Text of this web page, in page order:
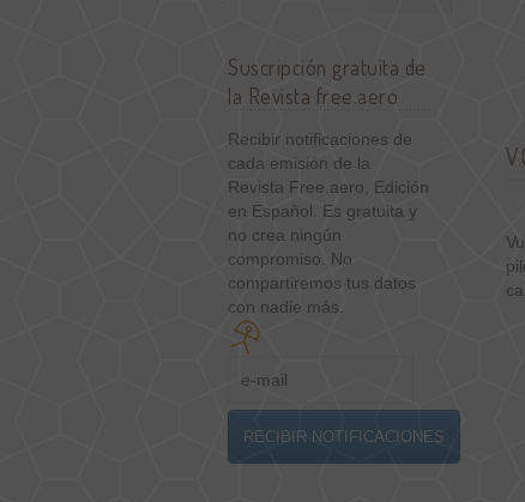
Suscripción gratuita de
la Revista free.aero
Recibir notificaciones de
cada emisión de la
Revista Free.aero, Edición
en Español. Es gratuita y
no crea ningún
compromiso. No
compartiremos tus datos
con nadie más.